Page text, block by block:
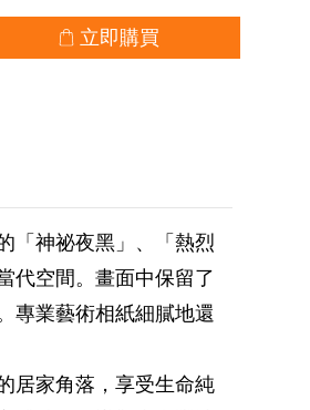
立即購買
「神祕夜黑」、「熱烈
代空間。畫面中保留了
專業藝術相紙細膩地還
居家角落，享受生命純